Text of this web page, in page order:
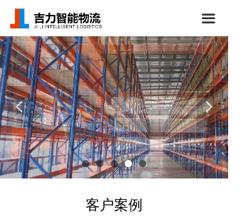
넳 넲
끀
关于我们
仓储货架
立体库货架
AGV/RGV小车
仓库管理系统
客户案例